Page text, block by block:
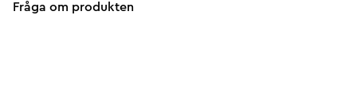
Fråga om produkten